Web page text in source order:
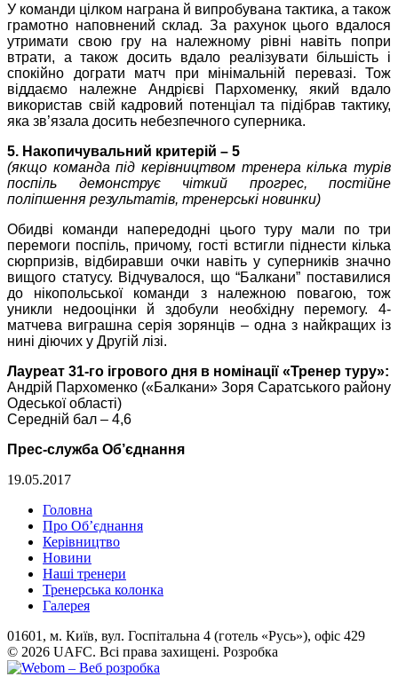
У команди цілком награна й випробувана тактика, а також
грамотно наповнений склад. За рахунок цього вдалося
утримати свою гру на належному рівні навіть попри
втрати, а також досить вдало реалізувати більшість і
спокійно дограти матч при мінімальній перевазі. Тож
віддаємо належне Андрієві Пархоменку, який вдало
використав свій кадровий потенціал та підібрав тактику,
яка зв’язала досить небезпечного суперника.
5. Накопичувальний критерій – 5
(якщо команда під керівництвом тренера кілька турів
поспіль демонструє чіткий прогрес, постійне
поліпшення результатів, тренерські новинки)
Обидві команди напередодні цього туру мали по три
перемоги поспіль, причому, гості встигли піднести кілька
сюрпризів, відбиравши очки навіть у суперників значно
вищого статусу. Відчувалося, що “Балкани” поставилися
до нікопольської команди з належною повагою, тож
уникли недооцінки й здобули необхідну перемогу. 4-
матчева виграшна серія зорянців – одна з найкращих із
нині діючих у Другій лізі.
Лауреат 31-го ігрового дня в номінації «Тренер туру»:
Андрій Пархоменко («Балкани» Зоря Саратського району
Одеської області)
Середній бал – 4,6
Прес-служба Об’єднання
19.05.2017
Головна
Про Об’єднання
Керівництво
Новини
Наші тренери
Тренерська колонка
Галерея
01601, м. Київ, вул. Госпітальна 4 (готель «Русь»), офіс 429
© 2026 UAFC. Всі права захищені. Розробка